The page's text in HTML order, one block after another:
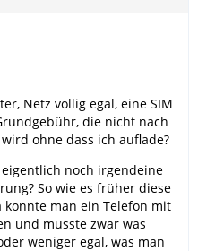
Netz völlig egal, eine SIM
die nicht nach
ohne dass ich auflade?
noch irgendeine
So wie es früher diese
konnte man ein Telefon mit
und musste zwar was
weniger egal, was man